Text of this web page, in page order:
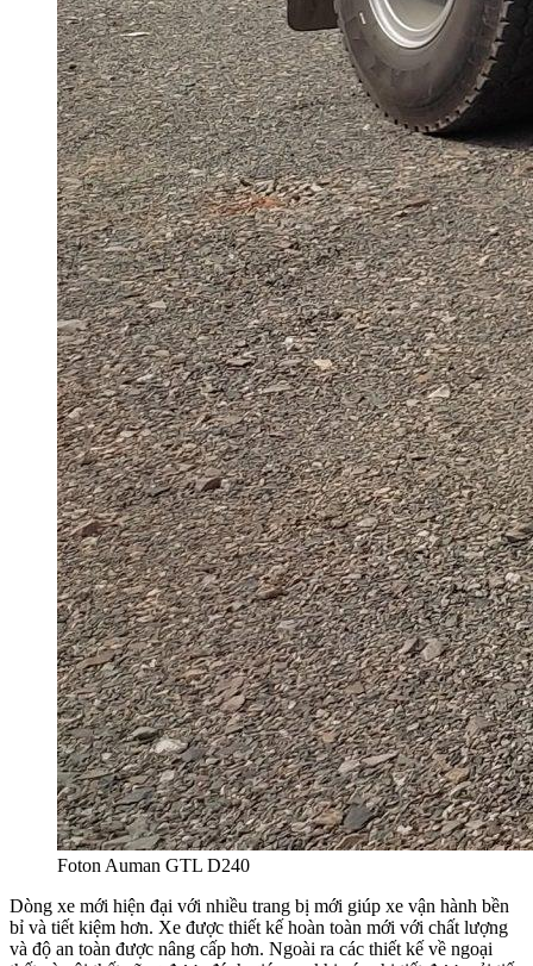
Foton Auman GTL D240
Dòng xe mới hiện đại với nhiều trang bị mới giúp xe vận hành bền
bỉ và tiết kiệm hơn. Xe được thiết kế hoàn toàn mới với chất lượng
và độ an toàn được nâng cấp hơn. Ngoài ra các thiết kế về ngoại